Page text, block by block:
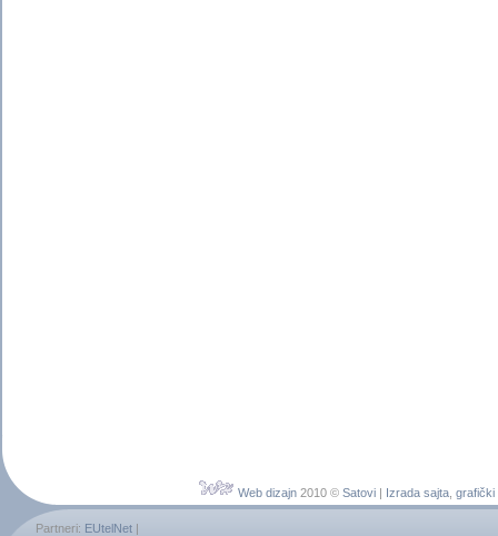
Web dizajn 2010 © Satovi | Izrada sajta grafički
Partneri: EUtelNet |